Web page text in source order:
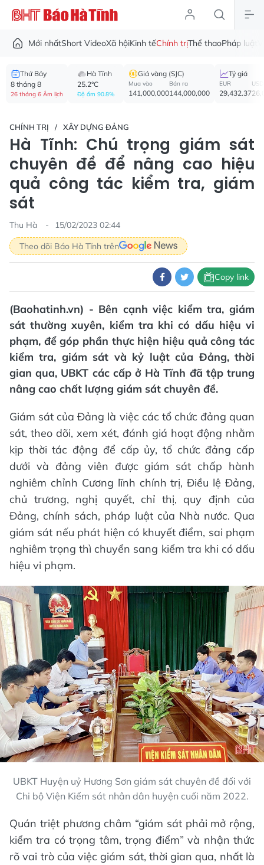
Mới nhấtShort VideoXã hộiKinh tếChính trịThể thaoPháp luật
Thứ Bảy
8 tháng 8
26 tháng 6 Âm lịch
Hà Tĩnh
25.2°C
Độ ẩm 90.8%
Giá vàng (SJC)
Mua vào
141,000,000
Bán ra
144,000,000
Tỷ giá
EUR
29,432.37
USD
CHÍNH TRỊ XÂY DỰNG ĐẢNG
Hà Tĩnh: Chú trọng giám sát
chuyên đề để nâng cao hiệu
quả công tác kiểm tra, giám
sát
Thu Hà
15/02/2023 02:44
Theo dõi Báo Hà Tĩnh trên
Copy link
(Baohatinh.vn) - Bên cạnh việc kiểm tra, giám
sát thường xuyên, kiểm tra khi có dấu hiệu vi
phạm, để góp phần thực hiện hiệu quả công tác
kiểm tra, giám sát và kỷ luật của Đảng, thời
gian qua, UBKT các cấp ở Hà Tĩnh đã tập trung
nâng cao chất lượng giám sát chuyên đề.
Giám sát của Đảng là việc các tổ chức đảng quan
sát, theo dõi, xem xét, đánh giá hoạt động nhằm
kịp thời tác động để cấp ủy, tổ chức đảng cấp
dưới và đảng viên được giám sát chấp hành
nghiêm chỉnh Cương lĩnh chính trị, Điều lệ Đảng,
chủ trương, nghị quyết, chỉ thị, quy định của
Đảng, chính sách, pháp luật của Nhà nước. Qua
giám sát nếu phát hiện có khuyết điểm, sai phạm
nghiêm trọng thì chuyển sang kiểm tra khi có dấu
hiệu vi phạm.
UBKT Huyện uỷ Hương Sơn giám sát chuyên đề đối với
Chi bộ Viện Kiểm sát nhân dân huyện cuối năm 2022.
Quán triệt phương châm “giám sát phải mở rộng,
kiểm tra có trọng tâm, trọng điểm” và nhận thức
rõ vai trò của việc giám sát, thời gian qua, nhất là